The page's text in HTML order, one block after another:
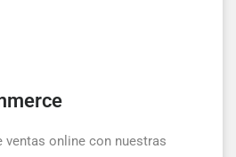
ventas online con nuestras